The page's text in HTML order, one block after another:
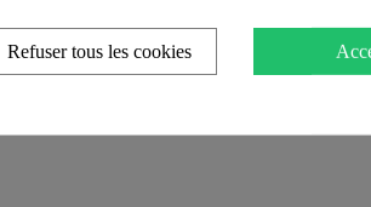
Refuser tous les cookies